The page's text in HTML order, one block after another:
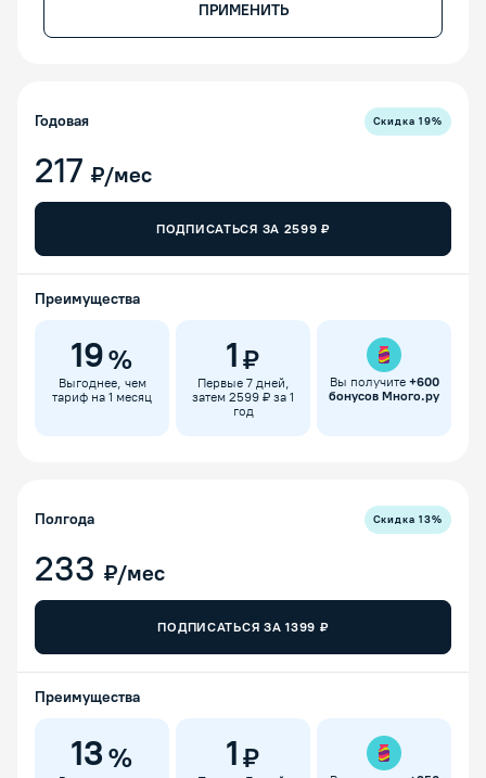
ПРИМЕНИТЬ
Годовая Скидка19%
217 ₽/мес
ПОДПИСАТЬСЯ ЗА 2599 ₽
Преимущества
19%
Выгоднее, чем
тариф на 1 месяц
1 ₽
Первые 7 дней,
затем 2599 ₽ за 1
год
Вы получите +600
бонусов Много.ру
Полгода Скидка13%
233 ₽/мес
ПОДПИСАТЬСЯ ЗА1399 ₽
Преимущества
13 % 1 ₽